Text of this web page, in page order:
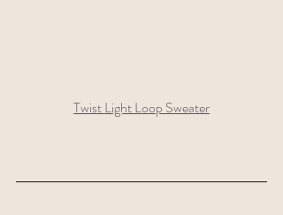
Twist Light Loop Sweater